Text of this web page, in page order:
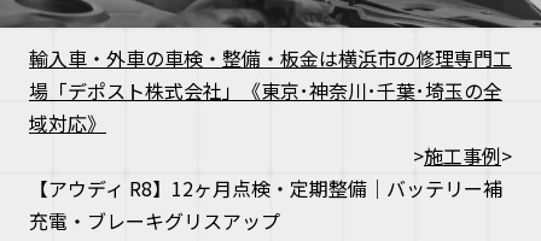
輸入車・外車の車検・整備・板金は横浜市の修理専門工
場「デポスト株式会社」《東京･神奈川･千葉･埼玉の全
域対応》
>施工事例>
【アウディ R8】12ヶ月点検・定期整備｜バッテリー補
充電・ブレーキグリスアップ